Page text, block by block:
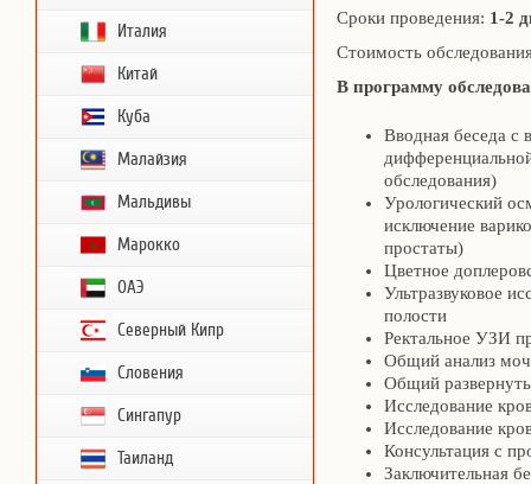
Италия
Китай
Куба
Малайзия
Мальдивы
Марокко
ОАЭ
Северный Кипр
Словения
Сингапур
Таиланд
Сроки проведения: 1-2
Стоимость
В программу
Вводная беседа с
обследования)
Урологический
исключение
простаты)
Цветное
Ультразвуковое
полости
Ректальное УЗИ
Общий анализ
Общий
Исследование
Исследование
Консультация с
Заключительная